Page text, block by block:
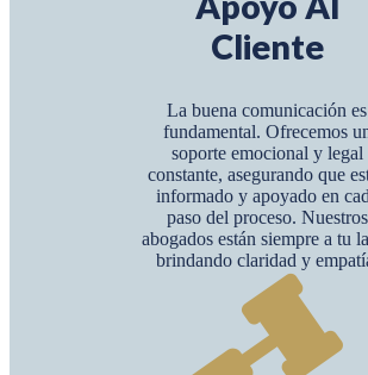
Cliente
La buena comunicación es
fundamental. Ofrecemos
soporte emocional y legal
constante, asegurando que
informado y apoyado en
paso del proceso. Nuestros
abogados están siempre a tu
brindando claridad y